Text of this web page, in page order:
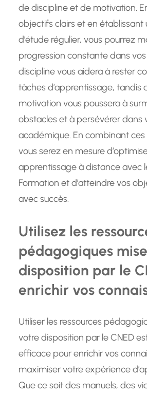
de discipline et de motivation.
objectifs clairs et en établissant
d’étude régulier, vous pourrez
progression constante dans vos
discipline vous aidera à rester
tâches d’apprentissage, tandis
motivation vous poussera à
obstacles et à persévérer dans
académique. En combinant
vous serez en mesure
apprentissage à distance avec
Formation et d’atteindre vos
avec succès.
Utilisez les
pédagogiques
disposition par le
enrichir vos
Utiliser les ressources
votre disposition par le CNED
efficace pour enrichir vos
maximiser votre expérience
Que ce soit des manuels, des